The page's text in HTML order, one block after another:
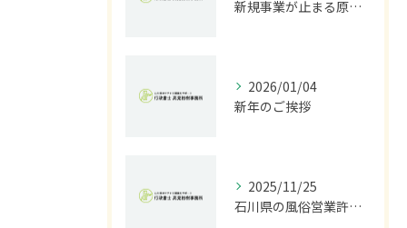
新規事業が止まる原因は法規制｜開発前に行うべきリスク診断とは
2026/01/04
新年のご挨拶
2025/11/25
石川県の風俗営業許可なら行政書士高見裕樹事務所｜金沢・野々市・白山対応｜警察事前相談から図面作成まで